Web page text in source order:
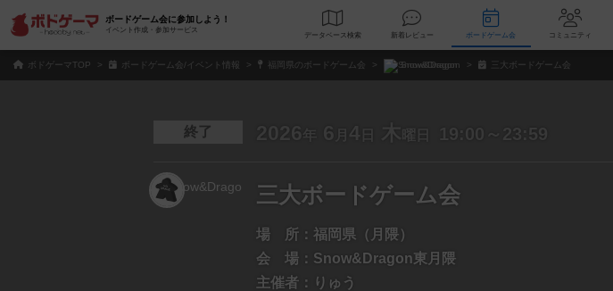
ボードゲーム会に参加しよう！
イベント作成・参加サービス
データベース 検索 新着レビュー ボードゲーム会
ボドゲーマTOP ボードゲーム会/イベント情報 福岡県のボードゲーム会 Snow&Dragon 三大ボードゲーム会
終了 2026 年 6 月 4 日 木 曜日 19:00～23:59
三大ボードゲーム会
場 所： 福岡県（月隈）
会 場： Snow&Dragon東月隈
主催者：
りゅう